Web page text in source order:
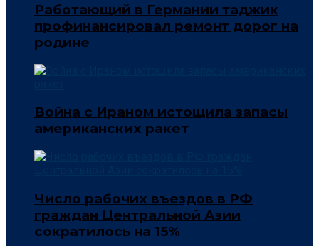
Работающий в Германии таджик
профинансировал ремонт дорог на
родине
Война с Ираном истощила запасы
американских ракет
Число рабочих въездов в РФ
граждан Центральной Азии
сократилось на 15%